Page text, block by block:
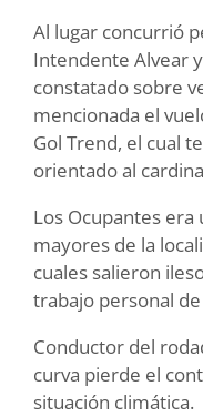
Al lugar concurrió
Intendente Alvear
constatado sobre
mencionada el
Gol Trend, el cual
orientado al
Los Ocupantes
mayores de la
cuales salieron
trabajo personal
Conductor del
curva pierde el
situación climática.